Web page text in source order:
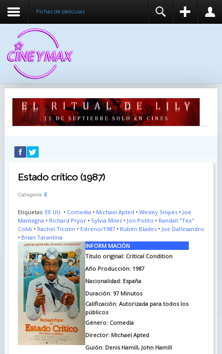
Fichas de peliculas
RECUÉRDEME
IDENTIFICARSE
REGISTER
Estado crítico (1987)
Categoría: E
Etiquetas: EE.UU. • Comedia • Michael Apted • Wesley Snipes• Joe
Mantegna • Richard Pryor• Sylvia Miles• Jon Polito • Randall "Tex"
Cobb • Rachel Ticotin • Estreno/1987• Rubén Blades• Joe Dallesandro
• Brian Tarantina
INFORM MACIÓN
Titulo original: Critical Condition
Año Producción: 1987
Nacionalidad: España
Duración: 97 Minutos
Calificación: Autorizada para todos los
públicos
Género: Comedia
Director: Michael Apted
Guión: Denis Hamill, John Hamill